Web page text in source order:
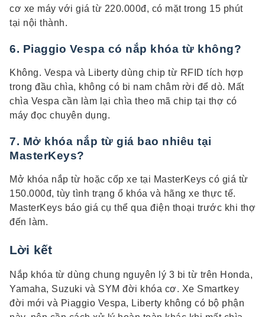
cơ xe máy với giá từ 220.000đ, có mặt trong 15 phút
tại nội thành.
6. Piaggio Vespa có nắp khóa từ không?
Không. Vespa và Liberty dùng chip từ RFID tích hợp
trong đầu chìa, không có bi nam châm rời để dò. Mất
chìa Vespa cần làm lại chìa theo mã chip tại thợ có
máy đọc chuyên dụng.
7. Mở khóa nắp từ giá bao nhiêu tại
MasterKeys?
Mở khóa nắp từ hoặc cốp xe tại MasterKeys có giá từ
150.000đ, tùy tình trạng ổ khóa và hãng xe thực tế.
MasterKeys báo giá cụ thể qua điện thoại trước khi thợ
đến làm.
Lời kết
Nắp khóa từ dùng chung nguyên lý 3 bi từ trên Honda,
Yamaha, Suzuki và SYM đời khóa cơ. Xe Smartkey
đời mới và Piaggio Vespa, Liberty không có bộ phận